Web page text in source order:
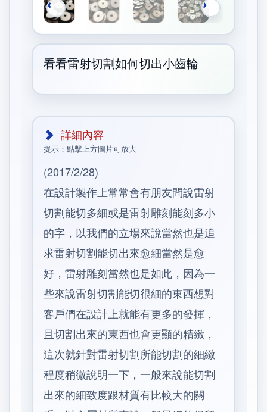
看看雷射切割如何切出小齒輪
詳細內容
提示：點擊上方圖片可放大
(2017/2/28)
在設計製作上常常會有朋友問說雷射
切割能切多細或是雷射雕刻能刻多小
的字，以我們的立場來說當然也是追
求雷射切割能切出來愈細當然是愈
好，雷射雕刻當然也是如此，因為一
些來說雷射切割能切很細的東西想對
客戶們在設計上就能有更多的發揮，
且切割出來的東西也會更顯的精緻，
這次就針對雷射切割所能切割的細緻
程度稍微說明一下，一般來說能切割
出來的細致度跟材質有比較大的關